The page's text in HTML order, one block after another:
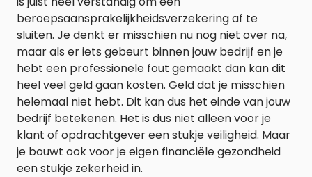
beroepsaansprakelijkheidsverzekering af te
sluiten. Je denkt er misschien nu nog niet over na,
maar als er iets gebeurt binnen jouw bedrijf en je
hebt een professionele fout gemaakt dan kan dit
heel veel geld gaan kosten. Geld dat je misschien
helemaal niet hebt. Dit kan dus het einde van jouw
bedrijf betekenen. Het is dus niet alleen voor je
klant of opdrachtgever een stukje veiligheid. Maar
je bouwt ook voor je eigen financiële gezondheid
een stukje zekerheid in.